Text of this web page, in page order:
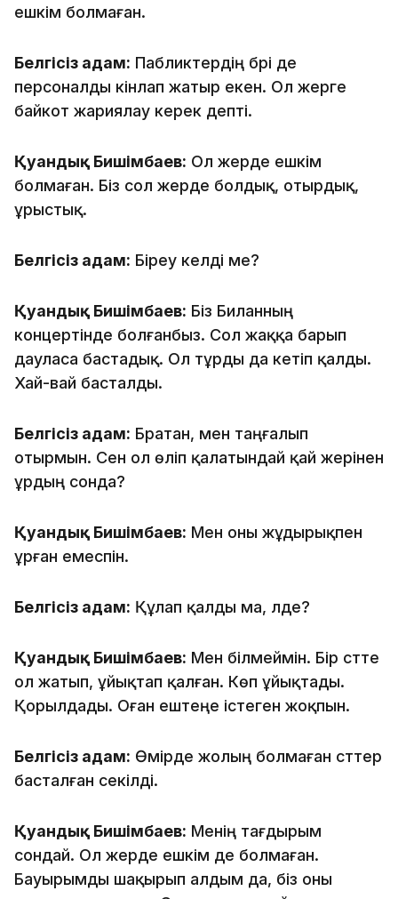
ешкім болмаған.
Белгісіз адам: Пабликтердің бәрі де
персоналды кінәлап жатыр екен. Ол жерге
байкот жариялау керек депті.
Қуандық Бишімбаев: Ол жерде ешкім
болмаған. Біз сол жерде болдық, отырдық,
ұрыстық.
Белгісіз адам: Біреу келді ме?
Қуандық Бишімбаев: Біз Биланның
концертінде болғанбыз. Сол жаққа барып
дауласа бастадық. Ол тұрды да кетіп қалды.
Хай-вай басталды.
Белгісіз адам: Братан, мен таңғалып
отырмын. Сен ол өліп қалатындай қай жерінен
ұрдың сонда?
Қуандық Бишімбаев: Мен оны жұдырықпен
ұрған емеспін.
Белгісіз адам: Құлап қалды ма, әлде?
Қуандық Бишімбаев: Мен білмеймін. Бір сәтте
ол жатып, ұйықтап қалған. Көп ұйықтады.
Қорылдады. Оған ештеңе істеген жоқпын.
Белгісіз адам: Өмірде жолың болмаған сәттер
басталған секілді.
Қуандық Бишімбаев: Менің тағдырым
сондай. Ол жерде ешкім де болмаған.
Бауырымды шақырып алдым да, біз оны